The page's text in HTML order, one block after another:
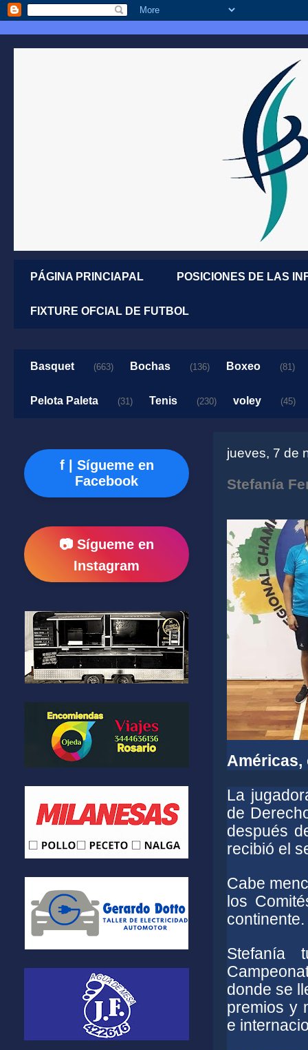
PÁGINA PRINCIAPAL POSICIONES DE LAS
FIXTURE OFCIAL DE FUTBOL
Basquet (663) Bochas (136) Boxeo (81)
Pelota Paleta (31) Tenis (230) voley (45)
jueves, 7 de
Stefanía
Américas,
La
de
después
recibió el
Cabe
los
continente.
Stefanía
donde se
premios y
e
f | Sígueme en
Facebook
📷 Sígueme en
Instagram